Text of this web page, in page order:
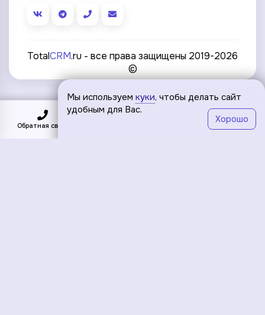
Обратная связь Меню
TotalCRM.ru - все права защищены 2019-2026
©
Мы используем куки, чтобы делать сайт
удобным для Вас.
Хорошо